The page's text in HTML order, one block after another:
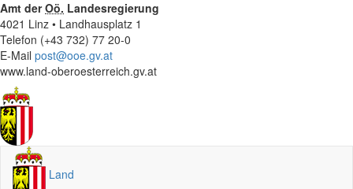
Amt derOö. Landesregierung
4021 Linz • Landhausplatz 1
Telefon (+43 732) 77 20-0
E-Mail post@ooe.gv.at
www.land-oberoesterreich.gv.at
Land